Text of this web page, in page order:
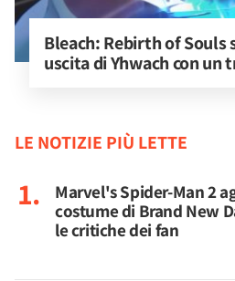
Bleach: Rebirth of Souls
uscita di Yhwach con un
LE NOTIZIE PIÙ LETTE
Marvel's Spider-Man 2
costume di Brand New
le critiche dei fan